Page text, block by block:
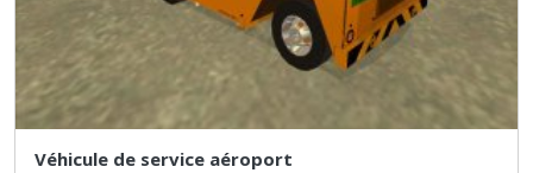
Véhicule de service aéroport